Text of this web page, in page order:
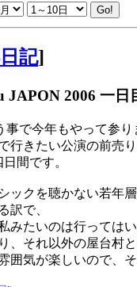
記]
2006 一日
で今年もやって参
行きたい公演の前売
間です。
ックを聴かない若年
訳で、
みたいのは行っては
、それ以外の屋台村
囲気が楽しいので、